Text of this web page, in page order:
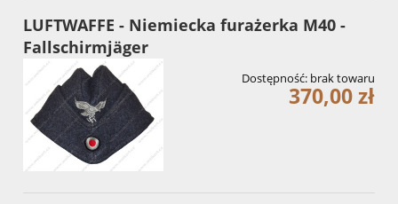
LUFTWAFFE - Niemiecka furażerka M40 -
Fallschirmjäger
Dostępność: brak towaru
370,00 zł